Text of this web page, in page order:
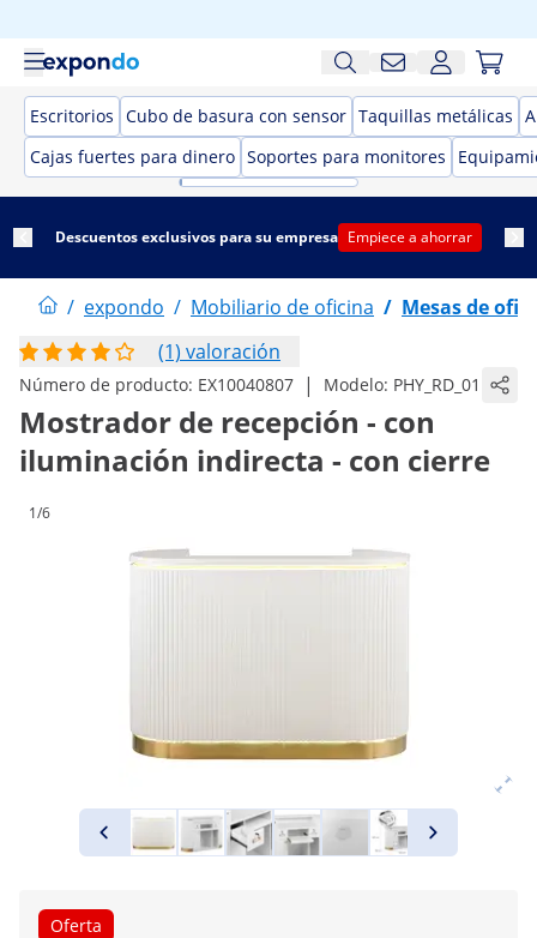
Escritorios Cubo de basura con sensor Taquillas metálicas
Cajas fuertes para dinero Soportes para monitores
Descuentos exclusivos para su empresa Empiece a ahorrar
/ expondo / Mobiliario de oficina / Mesas de
(1) valoración
Número de producto: EX10040807 | Modelo: PHY_RD_01
Mostrador de recepción - con
iluminación indirecta - con cierre
1/6
Oferta